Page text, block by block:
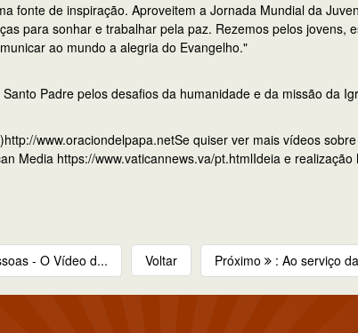
fonte de inspiração. Aproveitem a Jornada Mundial da
para sonhar e trabalhar pela paz. Rezemos pelos jovens,
ao mundo a alegria do Evangelho."
Padre pelos desafios da humanidade e da missão da
www.oraciondelpapa.netSe quiser ver mais vídeos
Media https://www.vaticannews.va/pt.htmlIdeia e realização
- O Vídeo d... Voltar Próximo : Ao serviço